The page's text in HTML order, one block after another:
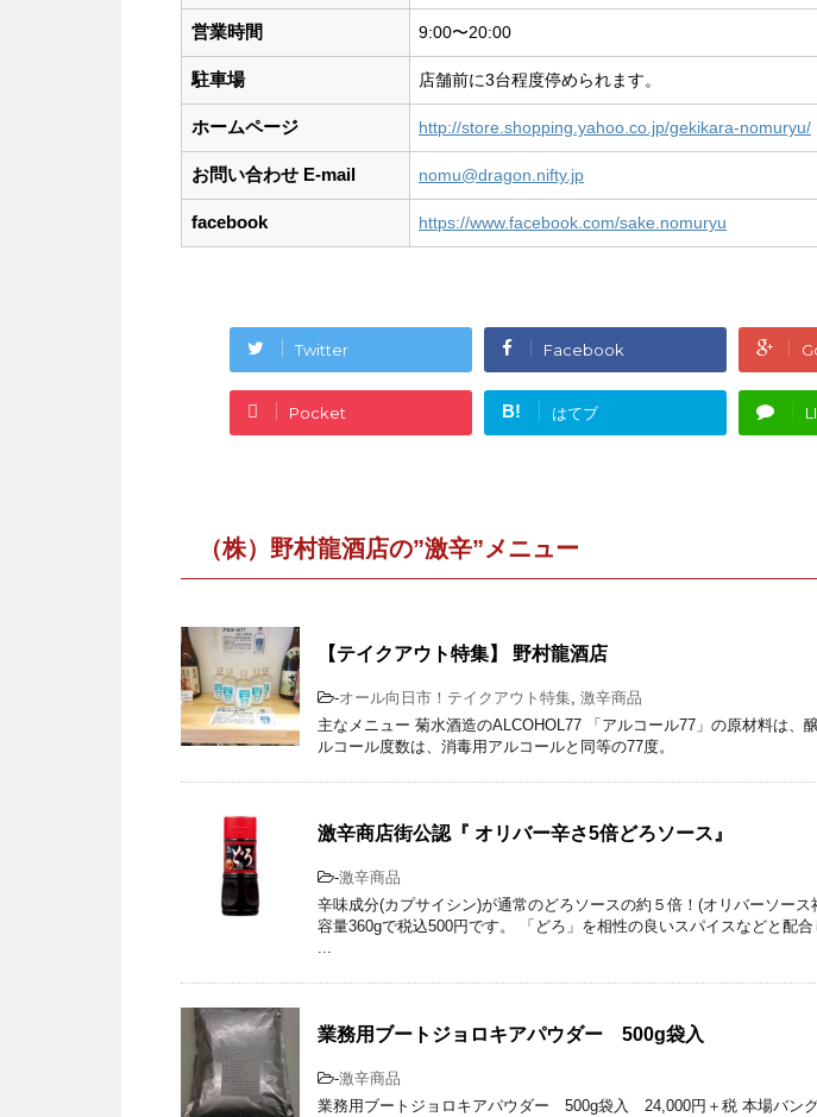
営業時間 9:00〜20:00
駐車場 店舗前に3台程度停められます。
ホームページ http://store.shopping.yahoo.co.jp/gekikara-nomuryu/
お問い合わせ E-mail nomu@dragon.nifty.jp
facebook https://www.facebook.com/sake.nomuryu
This page can't load Google Maps correctly.
Do you own this website? OK
Twitter Facebook
Pocket B! はてブ
（株）野村龍酒店の”激辛”メニュー
【テイクアウト特集】 野村龍酒店
-オール向日市！テイクアウト特集, 激辛商品
主なメニュー 菊水酒造のALCOHOL77 「アルコール77」の原材料は、
ルコール度数は、消毒用アルコールと同等の77度。
激辛商店街公認『 オリバー辛さ5倍どろソース』
-激辛商品
辛味成分(カプサイシン)が通常のどろソースの約５倍！(オリバーソー
容量360gで税込500円です。 「どろ」を相性の良いスパイスなどと配
...
業務用ブートジョロキアパウダー 500g袋入
-激辛商品
業務用ブートジョロキアパウダー 500g袋入 24,000円＋税 本場バン